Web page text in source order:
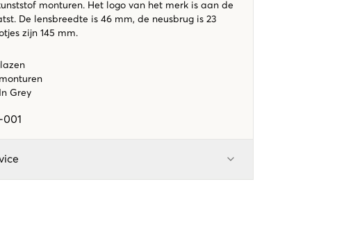
monturen. Het logo van het merk is aan de
De lensbreedte is 46 mm, de neusbrug is 23
zijn 145 mm.
Grey
001